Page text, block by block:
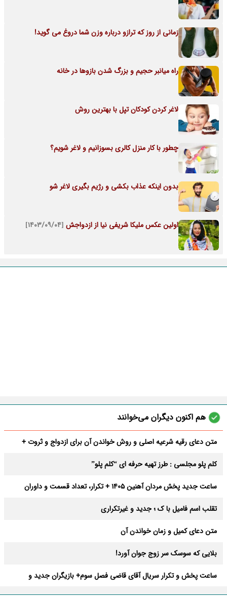
زمانی از روز که ترازو درباره وزن شما دروغ می گوید!
راه میانبر حجیم و بزرگ شدن بازوها در خانه
لاغر کردن کودکان تپل با بهترین روش
چطور با کار منزل کالری بسوزانیم و لاغر شویم؟
بدون اینکه عذاب بکشی و رژیم بگیری لاغر شو
اولین عکس ملیکا شریفی نیا از ازدواجش [۱۴۰۳/۰۹/۰۴]
هم اکنون دیگران می‌خوانند
متن دعای رقیه شرعیه اصلی و روش خواندن آن برای ازدواج و ثروت +
کلم پلو مجلسی : طرز تهیه حرفه ای “کلم پلو”
ساعت جدید پخش مردان آهنین 1405 + تکرار، تعداد قسمت و داوران
تقلب اسم فامیل با ک ؛ جدید و غیرتکراری
متن دعای کمیل و زمان خواندن آن
بلایی که سوسک سر زوج جوان آورد!
ساعت پخش و تکرار سریال آقای قاضی فصل سوم+ بازیگران جدید و